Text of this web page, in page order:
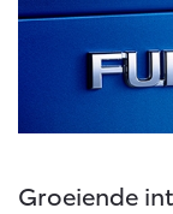
Proace (excl.
Groeiende